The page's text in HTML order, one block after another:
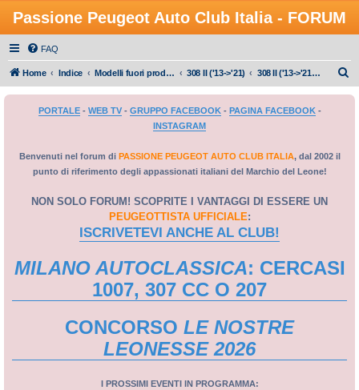
Passione Peugeot Auto Club Italia - FORUM
FAQ
Home Indice Modelli fuori produzione 308 II ('13->'21) 308 II ('13->'21) - Tuning
PORTALE- WEB TV- GRUPPO FACEBOOK- PAGINA FACEBOOK-
INSTAGRAM
Benvenuti nel forum di PASSIONE PEUGEOT AUTO CLUB ITALIA, dal 2002 il
punto di riferimento degli appassionati italiani del Marchio del Leone!
NON SOLO FORUM! SCOPRITE I VANTAGGI DI ESSERE UN
PEUGEOTTISTA UFFICIALE:
ISCRIVETEVI ANCHE AL CLUB!
MILANO AUTOCLASSICA: CERCASI
1007, 307 CC O 207
CONCORSO LE NOSTRE
LEONESSE 2026
I PROSSIMI EVENTI IN PROGRAMMA: